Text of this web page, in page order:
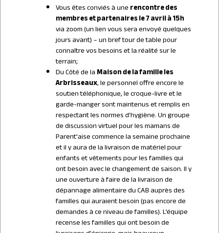
Vous êtes conviés à unerencontre des
membres et partenaires le 7 avril à 15h
via zoom (un lien vous sera envoyé quelques
jours avant) – un bref tour de table pour
connaître vos besoins et la réalité sur le
terrain;
Du Côté de laMaison de la famille les
Arbrisseaux, le personnel offre encore le
soutien téléphonique, le croque-livre et le
garde-manger sont maintenus et remplis en
respectant les normes d'hygiène. Un groupe
de discussion virtuel pour les mamans de
Parent'aise commence la semaine prochaine
et il y aura de la livraison de matériel pour
enfants et vêtements pour les familles qui
ont besoin avec le changement de saison. Il y
une ouverture à faire de la livraison de
dépannage alimentaire du CAB auprès des
familles qui auraient besoin (pas encore de
demandes à ce niveau de familles). L’équipe
recense les familles qui ont besoin de